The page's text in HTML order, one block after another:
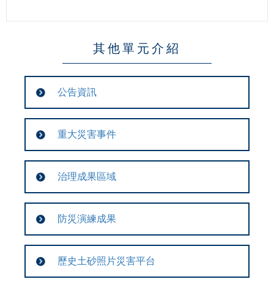
其他單元介紹
公告資訊
重大災害事件
治理成果區域
防災演練成果
歷史土砂照片災害平台